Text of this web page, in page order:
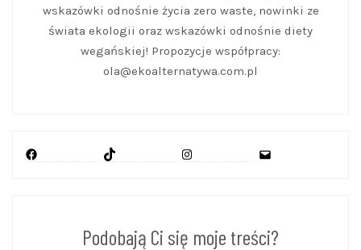
wskazówki odnośnie życia zero waste, nowinki ze
świata ekologii oraz wskazówki odnośnie diety
wegańskiej! Propozycje współpracy:
ola@ekoalternatywa.com.pl
Facebook
TikTok
Instagram
Mail
Podobają Ci się moje treści?